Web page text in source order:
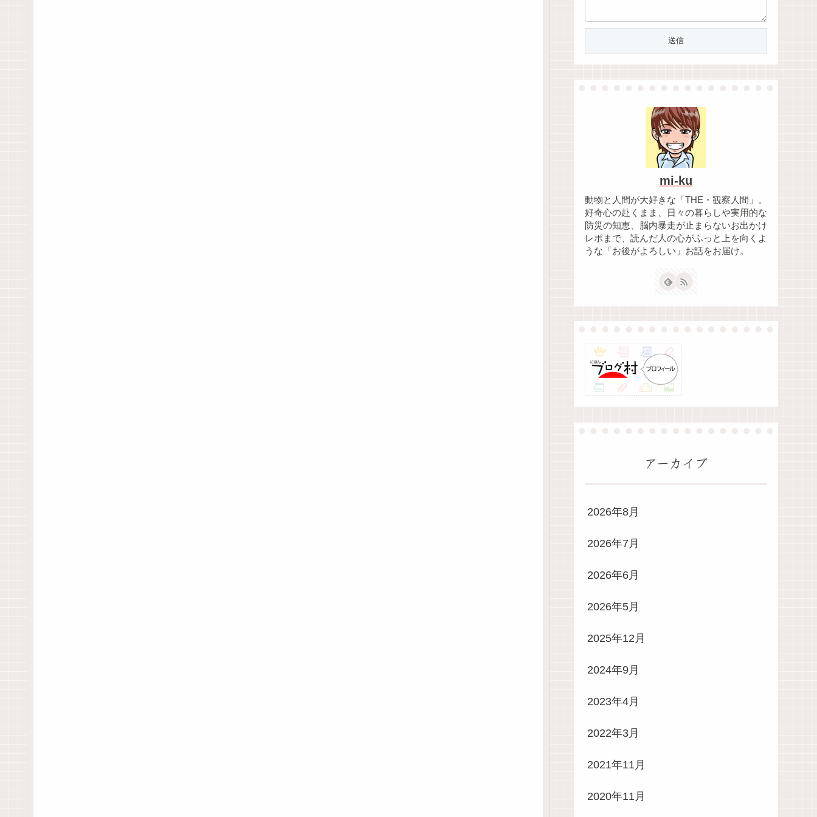
mi-ku
動物と人間が大好きな「THE・観察人間」。
好奇心の赴くまま、日々の暮らしや実用的な
防災の知恵、脳内暴走が止まらないお出かけ
レポまで、読んだ人の心がふっと上を向くよ
うな「お後がよろしい」お話をお届け。
アーカイブ
2026年8月
2026年7月
2026年6月
2026年5月
2025年12月
2024年9月
2023年4月
2022年3月
2021年11月
2020年11月